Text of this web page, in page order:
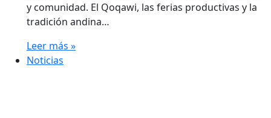
y comunidad. El Qoqawi, las ferias productivas y la
tradición andina…
Leer más »
Noticias